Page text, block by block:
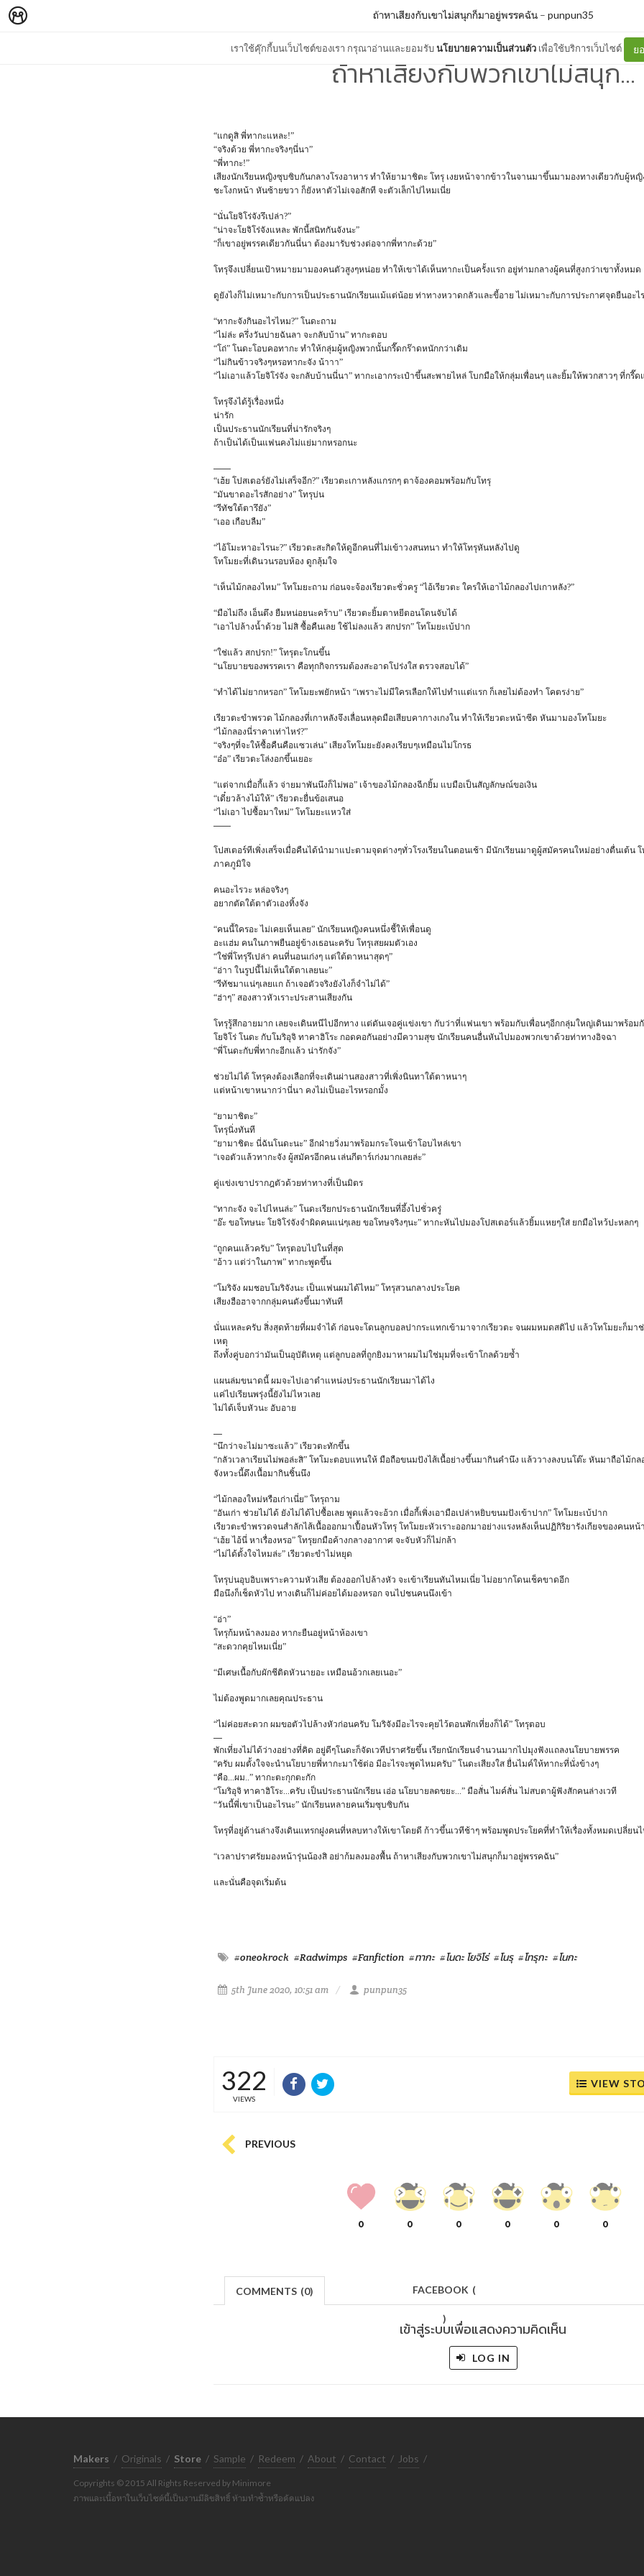
เราใช้คุ๊กกี้บนเว็บไซต์ของเรา กรุณาอ่านและยอมรับนโยบายความเป็นส่วนตัว เพื่อใช้บริการเว็บไซต์ ย
ถ้าหาเสียงกับเขาไม่สนุกก็มาอยู่พรรคฉัน– punpun35
ถ้าหาเสียงกับพวกเขาไม่สนุก...
“แกดูสิ พี่ทากะแหละ!”
“จริงด้วย พี่ทากะจริงๆนี่นา”
“พี่ทากะ!”
เสียงนักเรียนหญิงซุบซิบกันกลางโรงอาหาร ทำให้ยามาชิตะ โทรุ เงยหน้าจากข้าวในจานมาขึ้นมามองทางเดียวกับผู้ห
ชะโงกหน้า หันซ้ายขวา ก็ยังหาตัวไม่เจอสักที จะตัวเล็กไปไหมเนี่ย
“นั่นโยจิโร่จังรึเปล่า?”
“น่าจะโยจิโร่จังแหละ พักนี้สนิทกันจังนะ”
“ก็เขาอยู่พรรคเดียวกันนี่นา ต้องมารับช่วงต่อจากพี่ทากะด้วย”
โทรุจึงเปลี่ยนเป้าหมายมามองคนตัวสูงๆหน่อย ทำให้เขาได้เห็นทากะเป็นครั้งแรก อยู่ท่ามกลางผู้คนที่สูงกว่าเขาทั้งหมด
ดูยังไงก็ไม่เหมาะกับการเป็นประธานนักเรียนแม้แต่น้อย ท่าทางหวาดกลัวและขี้อาย ไม่เหมาะกับการประกาศจุดยืนอะไ
“ทากะจังกินอะไรไหม?” โนดะถาม
“ไม่ล่ะ ครึ่งวันบ่ายฉันลา จะกลับบ้าน” ทากะตอบ
“โถ่” โนดะโอบคอทากะ ทำให้กลุ่มผู้หญิงพวกนั้นกรี๊ดกร๊าดหนักกว่าเดิม
“ไม่กินข้าวจริงๆหรอทากะจัง น้าาา”
“ไม่เอาแล้วโยจิโร่จัง จะกลับบ้านนี่นา” ทากะเอากระเป๋าขึ้นสะพายไหล่ โบกมือให้กลุ่มเพื่อนๆ และยิ้มให้พวกสาวๆ ที่กรี๊
โทรุจึงได้รู้เรื่องหนึ่ง
น่ารัก
เป็นประธานนักเรียนที่น่ารักจริงๆ
ถ้าเป็นได้เป็นแฟนคงไม่แย่มากหรอกนะ
——
“เฮ้ย โปสเตอร์ยังไม่เสร็จอีก?” เรียวตะเกาหลังแกรกๆ ตาจ้องคอมพร้อมกับโทรุ
“มันขาดอะไรสักอย่าง” โทรุบ่น
“รีทัชใต้ตารึยัง”
“เออ เกือบลืม”
“ไอ้โมะหาอะไรนะ?” เรียวตะสะกิดให้ดูอีกคนที่ไม่เข้าวงสนทนา ทำให้โทรุหันหลังไปดู
โทโมยะที่เดินวนรอบห้อง ดูกลุ้มใจ
“เห็นไม้กลองไหม” โทโมยะถาม ก่อนจะจ้องเรียวตะชั่วครู “ไอ้เรียวตะ ใครให้เอาไม้กลองไปเกาหลัง?”
“มือไม่ถึง เอ็นตึง ยืมหน่อยนะคร้าบ” เรียวตะยิ้มตาหยีตอนโดนจับได้
“เอาไปล้างน้ำด้วย ไม่สิ ซื้อคืนเลย ใช้ไม่ลงแล้ว สกปรก” โทโมยะเบ้ปาก
“ใช่แล้ว สกปรก!” โทรุตะโกนขึ้น
“นโยบายของพรรคเรา คือทุกกิจกรรมต้องสะอาดโปร่งใส ตรวจสอบได้”
“ทำได้ไม่ยากหรอก” โทโมยะพยักหน้า “เพราะไม่มีใครเลือกให้ไปทำเแต่แรก ก็เลยไม่ต้องทำ โคตรง่าย”
เรียวตะขำพรวด ไม้กลองที่เกาหลังจึงเลื่อนหลุดมือเสียบคากางเกงใน ทำให้เรียวตะหน้าซีด หันมามองโทโมยะ
“ไม้กลองนี่ราคาเท่าไหร่?”
“จริงๆที่จะให้ซื้อคืนคือแซวเล่น” เสียงโทโมยะยังคงเรียบๆเหมือนไม่โกรธ
“อ๋อ” เรียวตะโล่งอกขึ้นเยอะ
“แต่จากเมื่อกี้แล้ว จ่ายมาพันนึงก็ไม่พอ” เจ้าของไม้กลองฉีกยิ้ม แบมือเป็นสัญลักษณ์ขอเงิน
“เดี๋ยวล้างไม้ให้” เรียวตะยื่นข้อเสนอ
“ไม่เอา ไปซื้อมาใหม่” โทโมยะแหวใส่
——
โปสเตอร์ทีเพิ่งเสร็จเมื่อคืนได้นำมาแปะตามจุดต่างๆทั่วโรงเรียนในตอนเช้า มีนักเรียนมาดูผู้สมัครคนใหม่อย่างตื่นเต้น
ภาคภูมิใจ
คนอะไรวะ หล่อจริงๆ
อยากตัดใต้ตาตัวเองทิ้งจัง
“คนนี้ใครอะ ไม่เคยเห็นเลย” นักเรียนหญิงคนหนึ่งชี้ให้เพื่อนดู
อะแฮ่ม คนในภาพยืนอยู่ข้างเธอนะครับ โทรุเสยผมตัวเอง
“ใช่พี่โทรุรึเปล่า คนที่นอนเก่งๆ แต่ใต้ตาหนาสุดๆ”
“อ่าา ในรูปนี้ไม่เห็นใต้ตาเลยนะ”
“รีทัชมาแน่ๆเลยแก ถ้าเจอตัวจริงยังไงก็จำไม่ได้”
“ฮ่าๆ” สองสาวหัวเราะประสานเสียงกัน
โทรุรู้สึกอายมาก เลยจะเดินหนีไปอีกทาง แต่ดันเจอคู่แข่งเขา กับว่าที่แฟนเขา พร้อมกับเพื่อนๆอีกกลุ่มใหญ่เดินมาพร้อม
โยจิโร่ โนดะ กับโมริอุจิ ทาคาฮิโระ กอดคอกันอย่างมีความสุข นักเรียนคนอื่นหันไปมองพวกเขาด้วยท่าทางอิจฉา
“พี่โนดะกับพี่ทากะอีกแล้ว น่ารักจัง”
ช่วยไม่ได้ โทรุคงต้องเลือกที่จะเดินผ่านสองสาวที่เพิ่งนินทาใต้ตาหนาๆ
แต่หน้าเขาหนากว่านี่นา คงไม่เป็นอะไรหรอกมั้ง
“ยามาชิตะ”
โทรุนิ่งทันที
“ยามาชิตะ นี่ฉันโนดะนะ” อีกฝ่ายวิ่งมาพร้อมกระโจนเข้าโอบไหล่เขา
“เจอตัวแล้วทากะจัง ผู้สมัครอีกคน เล่นกีตาร์เก่งมากเลยล่ะ”
คู่แข่งเขาปรากฎตัวด้วยท่าทางที่เป็นมิตร
“ทากะจัง จะไปไหนล่ะ” โนดะเรียกประธานนักเรียนที่อึ้งไปชั่วครู่
“อ๊ะ ขอโทษนะ โยจิโร่จังจำผิดคนแน่ๆเลย ขอโทษจริงๆนะ” ทากะหันไปมองโปสเตอร์แล้วยิ้มแหยๆใส่ ยกมือไหว้ปะหลกๆ
“ถูกคนแล้วครับ” โทรุตอบไปในที่สุด
“อ้าว แต่ว่าในภาพ” ทากะพูดขึ้น
“โมริจัง ผมชอบโมริจังนะ เป็นแฟนผมได้ไหม” โทรุสวนกลางประโยค
เสียงฮือฮาจากกลุ่มคนดังขึ้นมาทันที
นั่นแหละครับ สิ่งสุดท้ายที่ผมจำได้ ก่อนจะโดนลูกบอลปากระแทกเข้ามาจากเรียวตะ จนผมหมดสติไป แล้วโทโมยะก็มา
เหตุ
ถึงทั้งคู่บอกว่ามันเป็นอุบัติเหตุ แต่ลูกบอลที่ถูกยิงมาหาผมไม่ใช่มุมที่จะเข้าโกลด้วยซ้ำ
แผนล่มขนาดนี้ ผมจะไปเอาตำแหน่งประธานนักเรียนมาได้ไง
แค่ไปเรียนพรุ่งนี้ยังไม่ไหวเลย
ไม่ได้เจ็บหัวนะ อับอาย
—
“นึกว่าจะไม่มาซะแล้ว” เรียวตะทักขึ้น
“กลัวเวลาเรียนไม่พอล่ะสิ” โทโมะตอบแทนให้ มือถือขนมปังไส้เนื้อย่างขึ้นมากินคำนึง แล้ววางลงบนโต๊ะ หันมาถือไม้กล
จังหวะนี้ดึงเนื้อมากินชิ้นนึง
“ไม้กลองใหม่หรือเก่าเนี่ย” โทรุถาม
“อันเก่า ช่วยไม่ได้ ยังไม่ได้ไปซื้อเลย พูดแล้วจะอ้วก เมื่อกี้เพิ่งเอามือเปล่าหยิบขนมปังเข้าปาก” โทโมยะเบ้ปาก
เรียวตะขำพรวดจนสำลักไส้เนื้อออกมาเปื้อนหัวโทรุ โทโมยะหัวเราะออกมาอย่างแรงหลังเห็นปฏิกิริยารังเกียจของคนหน้
“เฮ้ย ไอ้นี่ หาเรื่องหรอ” โทรุยกมือค้างกลางอากาศ จะจับหัวก็ไม่กล้า
“ไม่ได้ตั้งใจไหมล่ะ” เรียวตะขำไม่หยุด
โทรุบ่นอุบอิบเพราะความหัวเสีย ต้องออกไปล้างหัว จะเข้าเรียนทันไหมเนี่ย ไม่อยากโดนเช็คขาดอีก
มือนึงก็เช็ดหัวไป ทางเดินก็ไม่ค่อยได้มองหรอก จนไปชนคนนึงเข้า
“อ่า”
โทรุก้มหน้าลงมอง ทากะยืนอยู่หน้าห้องเขา
“สะดวกคุยไหมเนี่ย”
“มีเศษเนื้อกับผักชีติดหัวนายอะ เหมือนอ้วกเลยเนอะ”
ไม่ต้องพูดมากเลยคุณประธาน
“ไม่ค่อยสะดวก ผมขอตัวไปล้างหัวก่อนครับ โมริจังมีอะไรจะคุยไว้ตอนพักเที่ยงก็ได้” โทรุตอบ
—
พักเที่ยงไม่ได้ว่างอย่างที่คิด อยู่ดีๆโนดะก็จัดเวทีปราศรัยขึ้น เรียกนักเรียนจำนวนมากไปมุงฟังแถลงนโยบายพรรค
“ครับ ผมตั้งใจจะนำนโยบายพี่ทากะมาใช้ต่อ มีอะไรจะพูดไหมครับ” โนดะเสียงใส ยื่นไมค์ให้ทากะที่นั่งข้างๆ
“คือ...ผม..” ทากะตะกุกตะกัก
“โมริอุจิ ทาคาฮิโระ...ครับ เป็นประธานนักเรียน เอ่อ นโยบายลดขยะ...” มือสั่น ไมค์สั่น ไม่สบตาผู้ฟังสักคนล่างเวที
“วันนี้พี่เขาเป็นอะไรนะ” นักเรียนหลายคนเริ่มซุบซิบกัน
โทรุที่อยู่ด้านล่างจึงเดินแทรกฝูงคนที่หลบทางให้เขาโดยดี ก้าวขึ้นเวทีช้าๆ พร้อมพูดประโยคที่ทำให้เรื่องทั้งหมดเปลี่ยนไ
“เวลาปราศรัยมองหน้ารุ่นน้องสิ อย่าก้มลงมองพื้น ถ้าหาเสียงกับพวกเขาไม่สนุกก็มาอยู่พรรคฉัน”
และนั่นคือจุดเริ่มต้น
#oneokrock #Radwimps #Fanfiction #ทากะ #โนดะ โยจิโร่ #โนรุ #โทรุกะ #โนกะ
5th June 2020, 10:51 am punpun35
322
VIEWS
VIEW
PREVIOUS
0 0 0 0 0 0
COMMENTS (0) FACEBOOK (
)
เข้าสู่ระบบเพื่อแสดงความคิดเห็น
LOG IN
Makers / Originals / Store / Sample / Redeem / About / Contact / Jobs /
Copyrights © 2015 All Rights Reserved by Minimore
ภาพและเนื้อหาในเว็บไซต์นี้เป็นงานมีลิขสิทธิ์ ห้ามทำซ้ำหรือดัดแปลง